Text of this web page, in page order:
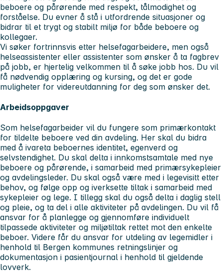
beboere og pårørende med respekt, tålmodighet og
forståelse. Du evner å stå i utfordrende situasjoner og
bidrar til et trygt og stabilt miljø for både beboere og
kollegaer.
Vi søker fortrinnsvis etter helsefagarbeidere, men også
helseassistenter eller assistenter som ønsker å ta fagbrev
på jobb, er hjertelig velkommen til å søke jobb hos. Du vil
få nødvendig opplæring og kursing, og det er gode
muligheter for videreutdanning for deg som ønsker det.
Arbeidsoppgaver
Som helsefagarbeider vil du fungere som primærkontakt
for tildelte beboere ved din avdeling. Her skal du bidra
med å ivareta beboernes identitet, egenverd og
selvstendighet. Du skal delta i innkomstsamtale med nye
beboere og pårørende, i samarbeid med primærsykepleier
og avdelingsleder. Du skal også være med i legevisitt etter
behov, og følge opp og iverksette tiltak i samarbeid med
sykepleier og lege. I tillegg skal du også delta i daglig stell
og pleie, og ta del i alle aktiviteter på avdelingen. Du vil få
ansvar for å planlegge og gjennomføre individuelt
tilpassede aktiviteter og miljøtiltak rettet mot den enkelte
beboer. Videre får du ansvar for utdeling av legemidler i
henhold til Bergen kommunes retningslinjer og
dokumentasjon i pasientjournal i henhold til gjeldende
lovverk.